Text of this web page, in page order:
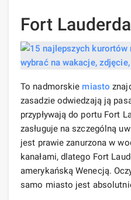
Fort
To nadmorskie miasto
zasadzie odwiedzają ją
przypływają do portu Fort
zasługuje na szczególną
jest prawie zanurzona w
kanałami, dlatego Fort
amerykańską Wenecją.
samo miasto jest